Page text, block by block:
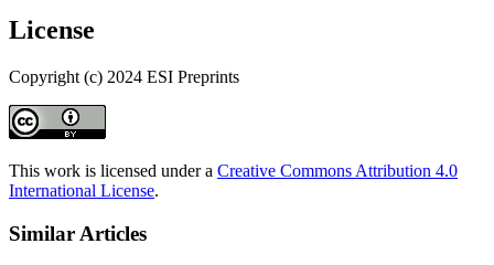
License
Copyright (c) 2024 ESI Preprints
This work is licensed under a Creative Commons Attribution 4.0
International License.
Similar Articles